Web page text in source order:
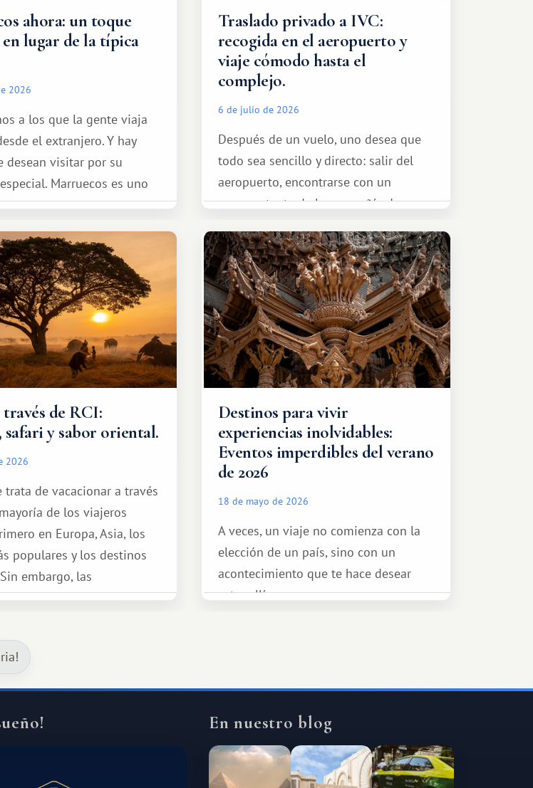
ahora: un toque
lugar de la típica
2026
a los que la gente viaja
el extranjero. Y hay
desean visitar por su
Marruecos es uno
Traslado privado a IVC:
recogida en el aeropuerto y
viaje cómodo hasta el
complejo.
6 de julio de 2026
Después de un vuelo, uno desea que
todo sea sencillo y directo: salir del
aeropuerto, encontrarse con un
representante de la compañía de
tranquilamente hasta el complejo
turístico.
de RCI:
safari y sabor oriental.
2026
trata de vacacionar a través
de los viajeros
en Europa, Asia, los
populares y los destinos
embargo, las
que ofrece el sistema
ellas se encuentra
que ofrece una
Destinos para vivir
experiencias inolvidables:
Eventos imperdibles del verano
de 2026
18 de mayo de 2026
A veces, un viaje no comienza con la
elección de un país, sino con un
acontecimiento que te hace desear
estar allí...
En nuestro blog